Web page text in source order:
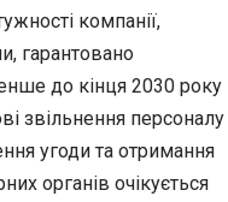
компанії,
гарантовано
до кінця 2030 року
звільнення персоналу
угоди та отримання
органів очікується